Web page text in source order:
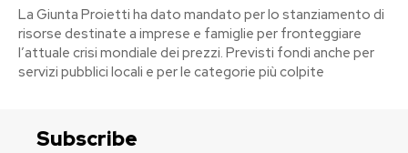
La Giunta Proietti ha dato mandato per lo stanziamento di
risorse destinate a imprese e famiglie per fronteggiare
l’attuale crisi mondiale dei prezzi. Previsti fondi anche per
servizi pubblici locali e per le categorie più colpite
Subscribe